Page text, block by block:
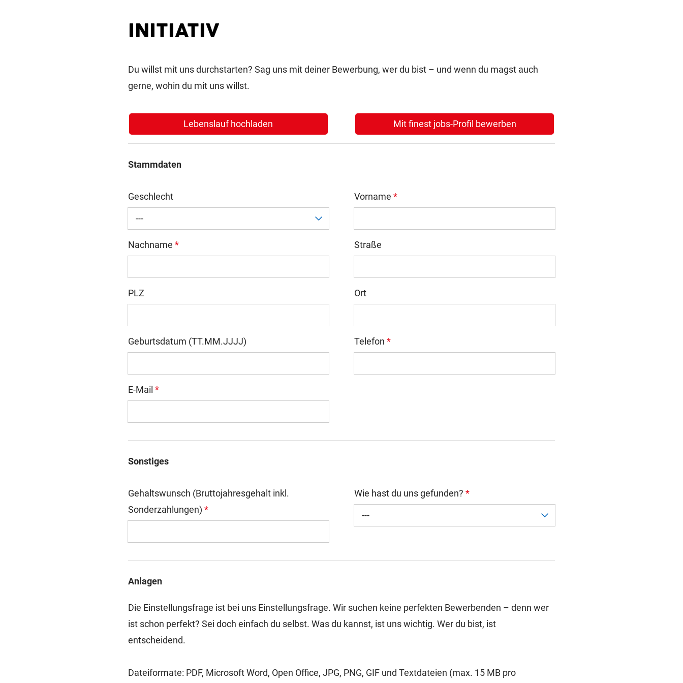
INITIATIV
Du willst mit uns durchstarten? Sag uns mit deiner Bewerbung, wer du bist – und wenn du magst auch
gerne, wohin du mit uns willst.
Lebenslauf hochladen Mit finest jobs-Profil bewerben
Stammdaten
Geschlecht
---
Vorname*
Nachname * Straße
PLZ Ort
Geburtsdatum (TT.MM.JJJJ) Telefon*
E-Mail *
Sonstiges
Gehaltswunsch (Bruttojahresgehalt inkl.
Sonderzahlungen) *
Wie hast du uns gefunden?*
---
Anlagen
Die Einstellungsfrage ist bei uns Einstellungsfrage. Wir suchen keine perfekten Bewerbenden – denn wer
ist schon perfekt? Sei doch einfach du selbst. Was du kannst, ist uns wichtig. Wer du bist, ist
entscheidend.
Dateiformate: PDF, Microsoft Word, Open Office, JPG, PNG, GIF und Textdateien (max. 15 MB pro